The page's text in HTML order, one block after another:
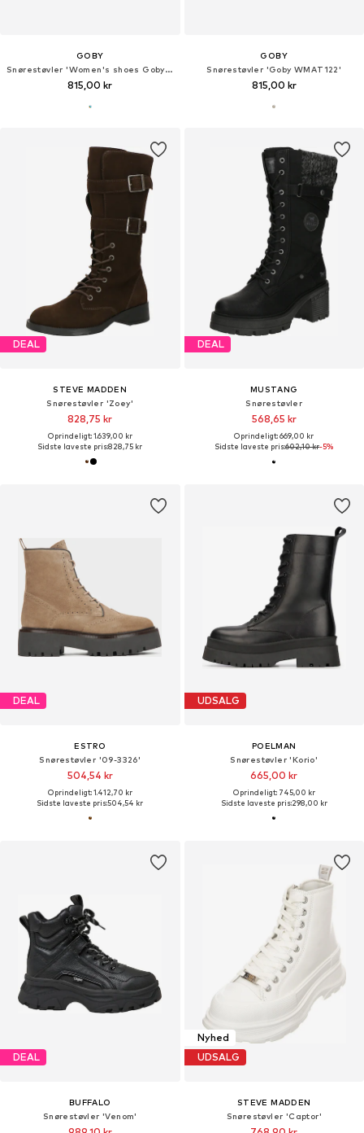
GOBY
Snørestøvler 'Women's shoes Goby Ankle boots TFB1006 with cats'
815,00 kr
GOBY
Snørestøvler 'Goby WMAT122'
815,00 kr
DEAL
STEVE MADDEN
Snørestøvler 'Zoey'
828,75 kr
Oprindeligt: 1.639,00 kr
Sidste laveste pris:828,75 kr
DEAL
MUSTANG
Snørestøvler
568,65 kr
Oprindeligt: 669,00 kr
Sidste laveste pris:602,10 kr-5%
DEAL
ESTRO
Snørestøvler '09-3326'
504,54 kr
Oprindeligt: 1.412,70 kr
Sidste laveste pris:504,54 kr
UDSALG
POELMAN
Snørestøvler 'Korio'
665,00 kr
Oprindeligt: 745,00 kr
Sidste laveste pris:298,00 kr
DEAL
BUFFALO
Snørestøvler 'Venom'
Nyhed
UDSALG
STEVE MADDEN
Snørestøvler 'Captor'